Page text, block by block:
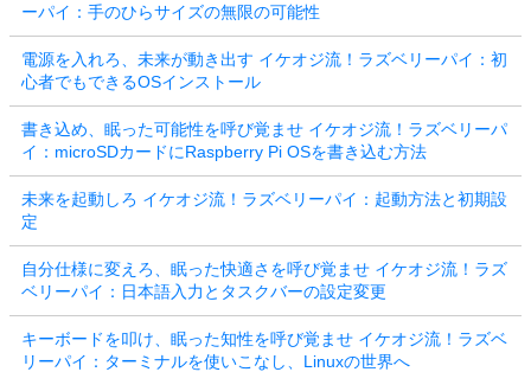
ーパイ：手のひらサイズの無限の可能性
電源を入れろ、未来が動き出す イケオジ流！ラズベリーパイ：初
心者でもできるOSインストール
書き込め、眠った可能性を呼び覚ませ イケオジ流！ラズベリーパ
イ：microSDカードにRaspberry Pi OSを書き込む方法
未来を起動しろ イケオジ流！ラズベリーパイ：起動方法と初期設
定
自分仕様に変えろ、眠った快適さを呼び覚ませ イケオジ流！ラズ
ベリーパイ：日本語入力とタスクバーの設定変更
キーボードを叩け、眠った知性を呼び覚ませ イケオジ流！ラズベ
リーパイ：ターミナルを使いこなし、Linuxの世界へ